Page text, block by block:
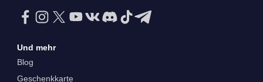
Und mehr
Blog
Geschenkkarte